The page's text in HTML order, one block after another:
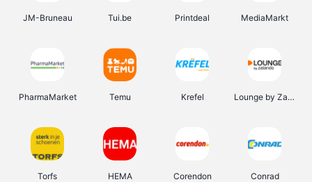
JM-Bruneau Tui.be Printdeal MediaMarkt
PharmaMarket Temu Krefel Lounge by Zalando
Torfs HEMA Corendon Conrad